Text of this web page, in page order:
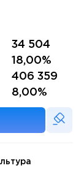
34 504
18,00%
406 359
8,00%